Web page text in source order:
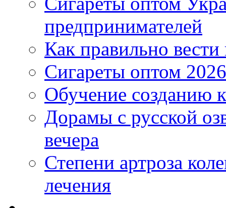
предпринимателей
Как правильно
Сигареты оптом
Обучение созданию
Дорамы с русской
вечера
Степени артроза
лечения